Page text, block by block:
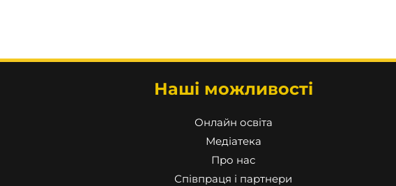
Наші можливості
Онлайн освіта
Медіатека
Про нас
Співпраця і партнери